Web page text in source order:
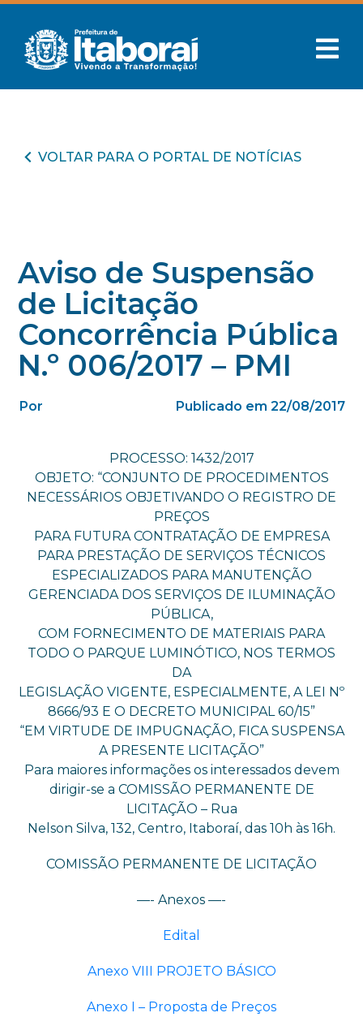
VOLTAR PARA O PORTAL DE NOTÍCIAS
Aviso de Suspensão
de Licitação
Concorrência Pública
N.º 006/2017 – PMI
Por Publicado em 22/08/2017
PROCESSO: 1432/2017
OBJETO: “CONJUNTO DE PROCEDIMENTOS
NECESSÁRIOS OBJETIVANDO O REGISTRO DE
PREÇOS
PARA FUTURA CONTRATAÇÃO DE EMPRESA
PARA PRESTAÇÃO DE SERVIÇOS TÉCNICOS
ESPECIALIZADOS PARA MANUTENÇÃO
GERENCIADA DOS SERVIÇOS DE ILUMINAÇÃO
PÚBLICA,
COM FORNECIMENTO DE MATERIAIS PARA
TODO O PARQUE LUMINÓTICO, NOS TERMOS
DA
LEGISLAÇÃO VIGENTE, ESPECIALMENTE, A LEI Nº
8666/93 E O DECRETO MUNICIPAL 60/15”
“EM VIRTUDE DE IMPUGNAÇÃO, FICA SUSPENSA
A PRESENTE LICITAÇÃO”
Para maiores informações os interessados devem
dirigir-se a COMISSÃO PERMANENTE DE
LICITAÇÃO – Rua
Nelson Silva, 132, Centro, Itaboraí, das 10h às 16h.
COMISSÃO PERMANENTE DE LICITAÇÃO
—- Anexos —-
Edital
Anexo VIII PROJETO BÁSICO
Anexo I – Proposta de Preços